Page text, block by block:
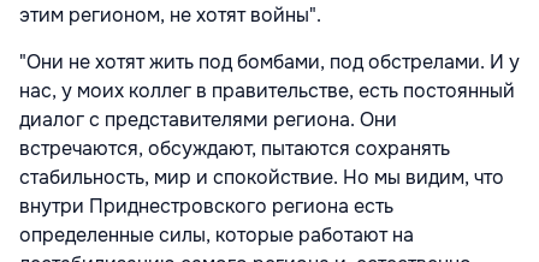
этим регионом, не хотят войны".
"Они не хотят жить под бомбами, под обстрелами. И у
нас, у моих коллег в правительстве, есть постоянный
диалог с представителями региона. Они
встречаются, обсуждают, пытаются сохранять
стабильность, мир и спокойствие. Но мы видим, что
внутри Приднестровского региона есть
определенные силы, которые работают на